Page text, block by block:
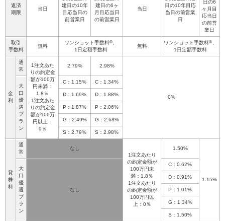
返済
期限
当日
建日の10年
目応当日の
前営業日
建日の6ヶ
月目応当日
の前営業日
当日
日の10年目応
当日の前営業
日
日の6
ヶ月目
応当日
の前営
業日
取引
手数料
無料
ワンショット手数料®、
1日定額手数料
無料
ワンショット手数料®
1日定額手数料
金
利
通
常
1注文あた
りの約定金
額が100万
円未満：
1.8％
1注文あた
りの約定金
額が100万
円以上：
0％
2.79% 2.98%
0%
大
口
優
遇
プ
ラ
ン
C：1.15% C：1.34%
D：1.69% D：1.88%
P：1.87% P：2.06%
G：2.49% G：2.68%
S：2.79% S：2.98%
貸
株
料
通
常
なし
1注文あたり
の約定金額が
100万円未
満：1.8％
1注文あたり
の約定金額が
100万円以
上：0％
1.50%
1.15%
大
口
優
遇
プ
ラ
ン
なし
C：0.62%
D：0.91%
P：1.01%
G：1.34%
S：1.50%